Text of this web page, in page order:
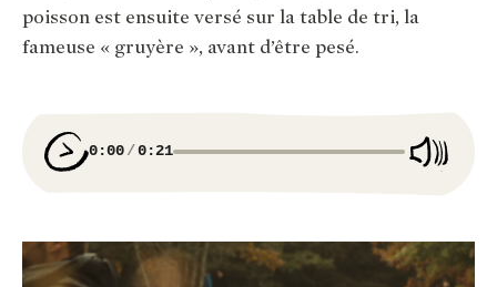
poisson est ensuite versé sur la table de tri, la
fameuse « gruyère », avant d’être pesé.
0:00 0:21